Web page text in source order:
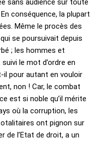
sans audience sur toute
conséquence, la plupart
Même le procès des
se poursuivait depuis
; les hommes et
le mot d’ordre en
pour autant en vouloir
non ! Car, le combat
est si noble qu’il mérite
où la corruption, les
ont pignon sur
de l’Etat de droit, a un